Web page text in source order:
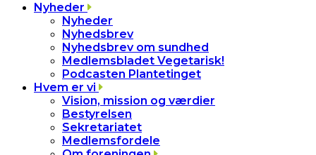
Nyheder
Nyheder
Nyhedsbrev
Nyhedsbrev om sundhed
Medlemsbladet Vegetarisk!
Podcasten Plantetinget
Hvem er vi
Vision, mission og værdier
Bestyrelsen
Sekretariatet
Medlemsfordele